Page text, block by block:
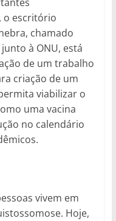
o escritório
chamado
à ONU, está
de um trabalho
criação de um
viabilizar o
uma vacina
no calendário
vivem em
Hoje,